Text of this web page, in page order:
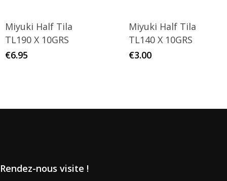
Miyuki Half Tila
TL190 X 10GRS
€6.95
Miyuki Half Tila
TL140 X 10GRS
€3.00
Rendez-nous visite !